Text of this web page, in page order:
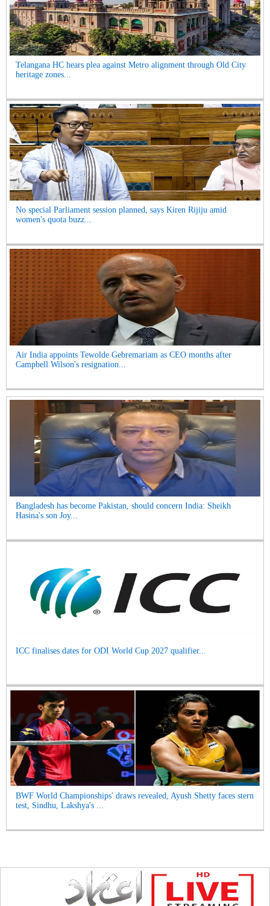
Telangana HC hears plea against Metro alignment through Old City
heritage zones...
No special Parliament session planned, says Kiren Rijiju amid
women's quota buzz...
Air India appoints Tewolde Gebremariam as CEO months after
Campbell Wilson's resignation...
Bangladesh has become Pakistan, should concern India: Sheikh
Hasina's son Joy...
ICC finalises dates for ODI World Cup 2027 qualifier...
BWF World Championships' draws revealed, Ayush Shetty faces stern
test, Sindhu, Lakshya's ...